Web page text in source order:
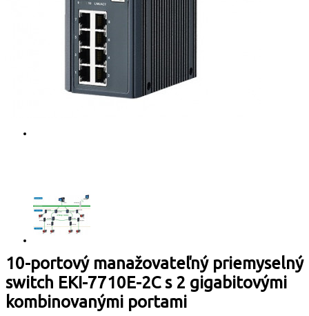
10-portový manažovateľný priemyselný
switch EKI-7710E-2C s 2 gigabitovými
kombinovanými portami